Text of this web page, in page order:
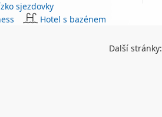
sjezdovky
Hotel s bazénem
Další stránky: